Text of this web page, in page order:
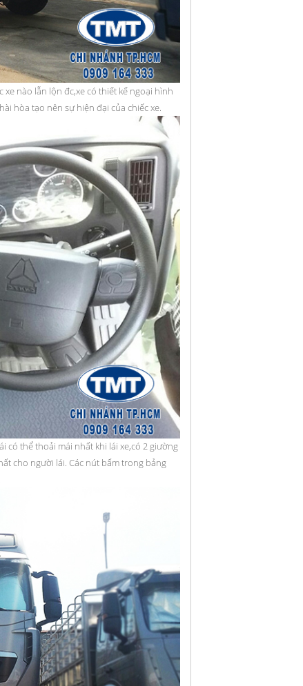
nào lẫn lộn đc,xe có thiết kế ngoại hình
hòa tạo nên sự hiện đại của chiếc xe.
có thể thoải mái nhất khi lái xe,có 2 giường
cho người lái. Các nút bấm trong bảng